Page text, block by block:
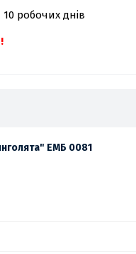
10 робочих днів
ЕМБ 0081